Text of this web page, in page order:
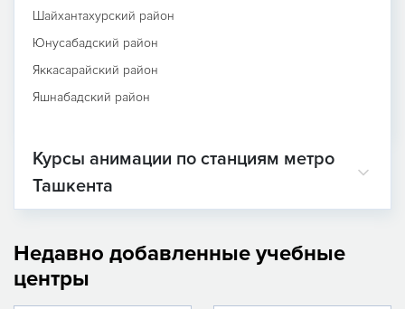
Шайхантахурский район
Юнусабадский район
Яккасарайский район
Яшнабадский район
Курсы анимации по станциям метро
Ташкента
Недавно добавленные учебные
центры